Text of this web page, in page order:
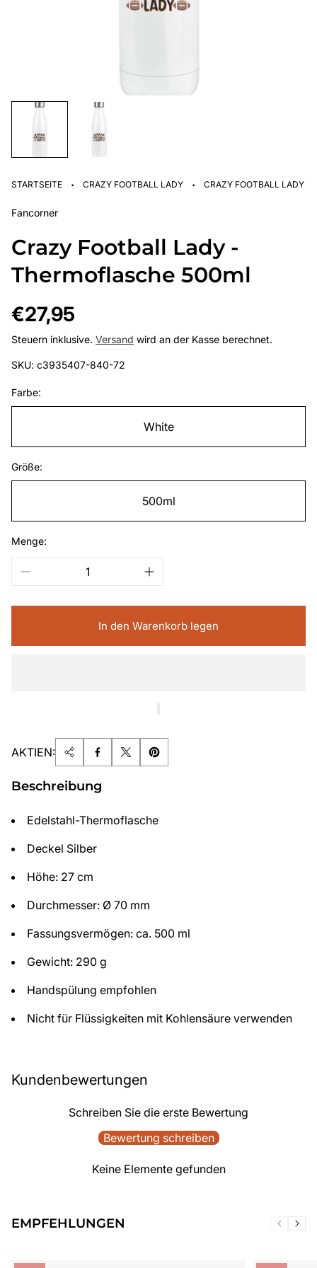
STARTSEITE · CRAZY FOOTBALL LADY · CRAZY FOOTBALL LADY -
Fancorner
Crazy Football Lady -
Thermoflasche 500ml
Regulärer
Preis
€27,95
Steuern inklusive. Versand wird an der Kasse berechnet.
SKU: c3935407-840-72
Farbe:
White
Größe:
500ml
Menge:
In den Warenkorb legen
AKTIEN:
Beschreibung
Edelstahl-Thermoflasche
Deckel Silber
Höhe: 27 cm
Durchmesser: Ø 70 mm
Fassungsvermögen: ca. 500 ml
Gewicht: 290 g
Handspülung empfohlen
Nicht für Flüssigkeiten mit Kohlensäure verwenden
Kundenbewertungen
Schreiben Sie die erste Bewertung
Bewertung schreiben
Keine Elemente gefunden
EMPFEHLUNGEN